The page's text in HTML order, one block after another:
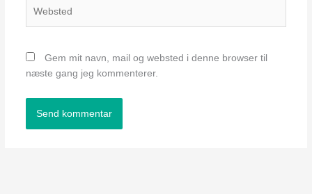
Gem mit navn, mail og websted i denne browser til
næste gang jeg kommenterer.